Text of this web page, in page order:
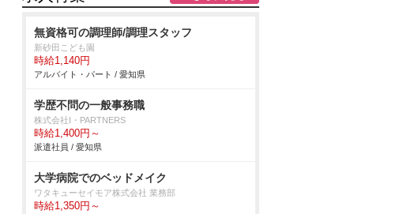
無資格可の調理師/調理スタッフ
新砂田こども園
時給1,140円
アルバイト・パート / 愛知県
学歴不問の一般事務職
株式会社I・PARTNERS
時給1,400円～
派遣社員 / 愛知県
大学病院でのベッドメイク
ワタキューセイモア株式会社 業務部
時給1,350円～